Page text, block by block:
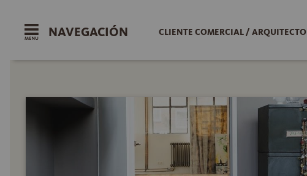
NAVEGACIÓN CLIENTE COMERCIAL / ARQUITECTO